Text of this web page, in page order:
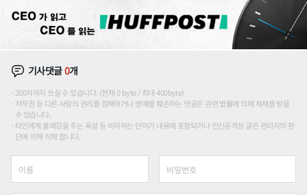
기사댓글0개
200자까지 쓰실 수 있습니다. (현재 0 byte / 최대 400byte)
저작권 등 다른 사람의 권리를 침해하거나 명예를 훼손하는 댓글은 관련 법률에 의해 제재를 받을
수 있습니다.
타인에게 불쾌감을 주는 욕설 등 비하하는 단어가 내용에 포함되거나 인신공격성 글은 관리자의 판
단에 의해 삭제 합니다.